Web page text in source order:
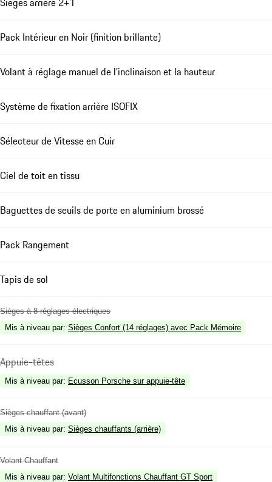
Pack Intérieur en Noir (finition brillante)
Volant à réglage manuel de l'inclinaison et la hauteur
Système de fixation arrière ISOFIX
Sélecteur de Vitesse en Cuir
Ciel de toit en tissu
Baguettes de seuils de porte en aluminium brossé
Pack Rangement
Tapis de sol
Sièges à 8 réglages électriques
Mis à niveau par: Sièges Confort (14 réglages) avec Pack Mémoire
Appuie-têtes
Mis à niveau par: Ecusson Porsche sur appuie-tête
Sièges chauffant (avant)
Mis à niveau par: Sièges chauffants (arrière)
Volant Chauffant
Mis à niveau par: Volant Multifonctions Chauffant GT Sport